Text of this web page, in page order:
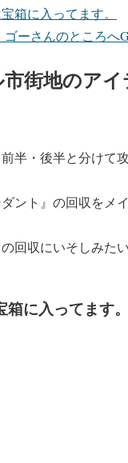
箱に入ってます。
ーさんのところへ
街地のア
半・後半と分けて
ント』の回収をメ
の回収にいそしみた
箱に入ってます。